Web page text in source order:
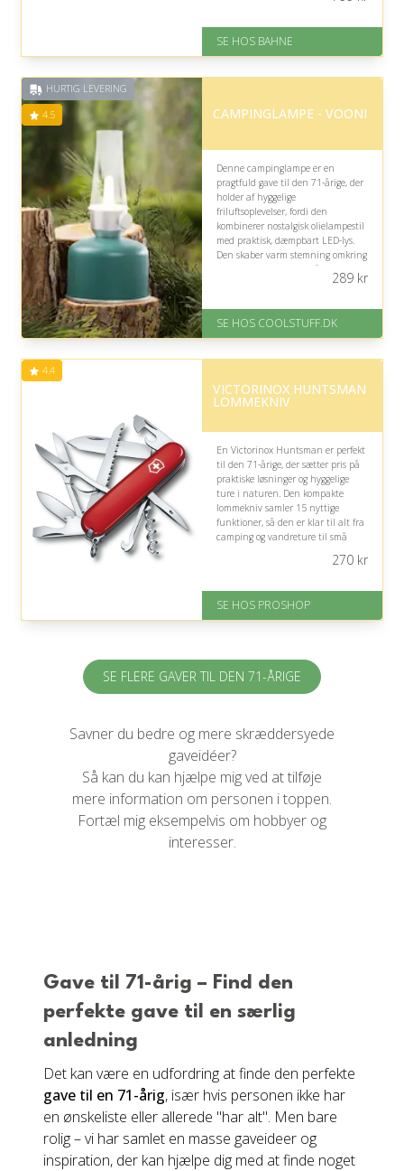
På lager
Levering: 1-3 hverdage
Fremragende Trustpilot rating
SE HOS BAHNE
HURTIG LEVERING
4.5 CAMPINGLAMPE - VOONI
Denne campinglampe er en
pragtfuld gave til den 71-årige, der
holder af hyggelige
friluftsoplevelser, fordi den
kombinerer nostalgisk olielampestil
med praktisk, dæmpbart LED-lys.
Den skaber varm stemning omkring
teltet uden besværlig håndtering
På lager
Levering: Standard leveringstid
er 1-3 hverdage.
på 4.5 ud af 5
289kr
SE HOS COOLSTUFF.DK
4.4
VICTORINOX HUNTSMAN
LOMMEKNIV
En Victorinox Huntsman er perfekt
til den 71-årige, der sætter pris på
praktiske løsninger og hyggelige
ture i naturen. Den kompakte
lommekniv samler 15 nyttige
funktioner, så den er klar til alt fra
camping og vandreture til små
270kr
SE HOS PROSHOP
SE FLERE GAVER TIL DEN 71-ÅRIGE
Savner du bedre og mere skræddersyede
gaveidéer?
Så kan du kan hjælpe mig ved at tilføje
mere information om personen i toppen.
Fortæl mig eksempelvis om hobbyer og
interesser.
Gave til 71-årig – Find den
perfekte gave til en særlig
anledning
Det kan være en udfordring at finde den perfekte
gave til en 71-årig, især hvis personen ikke har
en ønskeliste eller allerede "har alt". Men bare
rolig – vi har samlet en masse gaveideer og
inspiration, der kan hjælpe dig med at finde noget